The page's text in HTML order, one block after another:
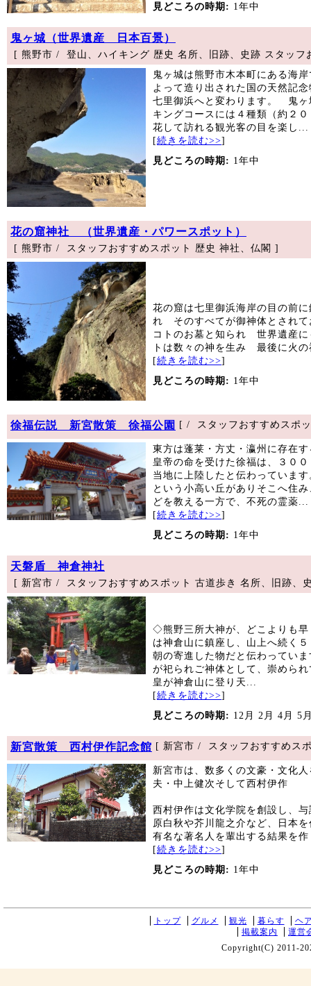
見どころの時期: 1年中
鬼ヶ城（世界遺産 日本百景）
[ 熊野市 / 登山、ハイキング 歴史 名所、旧跡、史跡 スタッフ
鬼ヶ城は熊野市木本町にある海
よって造り出された国の天然記
七里御浜へと変わります。 鬼ヶ
キングコースには４種類（約２
花して訪れる観光客の目を楽し...
[続きを読む>>]
見どころの時期: 1年中
花の窟神社 （世界遺産・パワースポット）
[ 熊野市 / スタッフおすすめスポット 歴史 神社、仏閣 ]
花の窟は七里御浜海岸の目の前
れ そのすべてが御神体とされ
コトのお墓と知られ 世界遺産
トは数々の神を生み 最後に火
[続きを読む>>]
見どころの時期: 1年中
徐福伝説 新宮散策 徐福公園 [ / スタッフおすすめスポ
東方は蓬莱・方丈・瀛州に存在
皇帝の命を受けた徐福は、３０
当地に上陸したと伝わっていま
という小高い丘がありそこへ住
どを教える一方で、不死の霊薬...
[続きを読む>>]
見どころの時期: 1年中
天磐盾 神倉神社
[ 新宮市 / スタッフおすすめスポット 古道歩き 名所、旧跡、
◇熊野三所大神が、どこよりも
は神倉山に鎮座し、山上へ続く
朝の寄進した物だと伝わってい
が祀られご神体として、崇めら
皇が神倉山に登り天...
[続きを読む>>]
見どころの時期: 12月 2月 4月 5
新宮散策 西村伊作記念館 [ 新宮市 / スタッフおすすめス
新宮市は、数多くの文豪・文化
夫・中上健次そして西村伊作
西村伊作は文化学院を創設し、
原白秋や芥川龍之介など、日本
有名な著名人を輩出する結果を
[続きを読む>>]
見どころの時期: 1年中
トップ グルメ 観光 暮らす
ヘ
掲載案内
運営
Copyright(C) 2011-